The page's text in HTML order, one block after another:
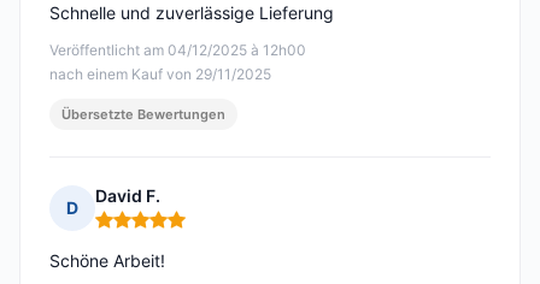
Veröffentlicht am 04/12/2025 à 12h00
nach einem Kauf von 29/11/2025
Schnelle und zuverlässige Lieferung
Übersetzte Bewertungen
D
David F.
Hinweis: 5 von 5
Schöne Arbeit!